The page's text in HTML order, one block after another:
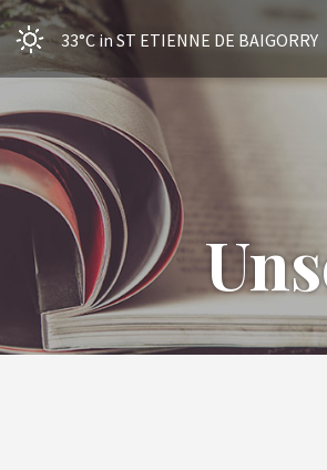
33°C in ST ETIENNE DE BAIGORRY